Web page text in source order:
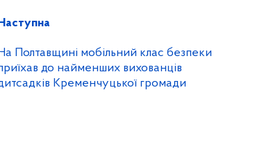
Наступна
На Полтавщині мобільний клас безпеки
до найменших вихованців
Кременчуцької громади